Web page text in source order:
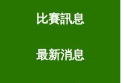
比賽訊息
最新消息